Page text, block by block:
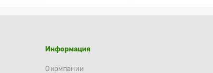
Информация
О компании